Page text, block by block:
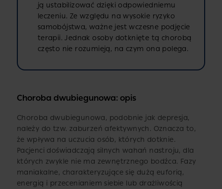
ją ustabilizować dzięki odpowiedniemu
leczeniu. Ze względu na wysokie ryzyko
samobójstwa, ważne jest wczesne podjęcie
terapii. Jednak osoby dotknięte tą chorobą
często nie rozumieją, na czym ona polega.
Choroba dwubiegunowa: opis
Choroba dwubiegunowa, podobnie jak depresja,
należy do tzw. zaburzeń afektywnych. Oznacza to,
że wpływa na uczucia osób, których dotknie.
Pacjenci doświadczają silnych wahań nastroju, dla
których zwykle nie ma zewnętrznego bodźca. Fazy
maniakalne, charakteryzujące się dużą euforią,
energią i przecenianiem siebie lub drażliwością